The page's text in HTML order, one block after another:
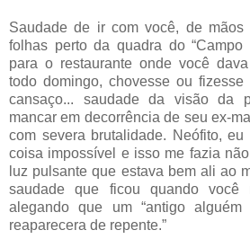
Saudade de ir com você, de mãos
folhas perto da quadra do “Campo
para o restaurante onde você
todo domingo, chovesse ou
cansaço... saudade da visão da
mancar em decorrência de seu ex-
com severa brutalidade. Neófito, eu
coisa impossível e isso me fazia
luz pulsante que estava bem ali ao
saudade que ficou quando você
alegando que um “antigo alguém
reaparecera de repente.”